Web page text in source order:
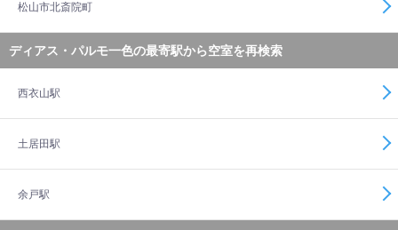
松山市北斎院町
ディアス・パルモ一色の最寄駅から空室を再検索
西衣山駅
土居田駅
余戸駅